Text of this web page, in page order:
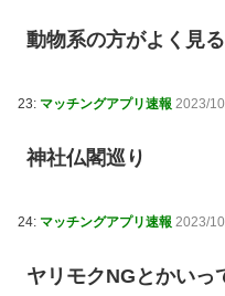
動物系の方がよく見る
23: マッチングアプリ速報 2023/
神社仏閣巡り
24: マッチングアプリ速報 2023/
ヤリモクNGとかいっ